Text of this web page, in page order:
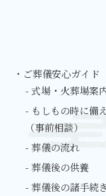
・ご葬儀安心ガイド
- 式場・火葬場案
- もしもの時に備
（事前相談）
- 葬儀の流れ
- 葬儀後の供養
- 葬儀後の諸手続き